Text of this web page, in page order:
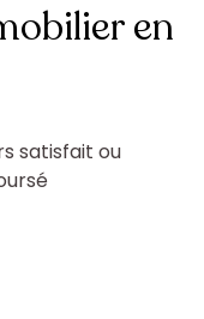
en
satisfait ou